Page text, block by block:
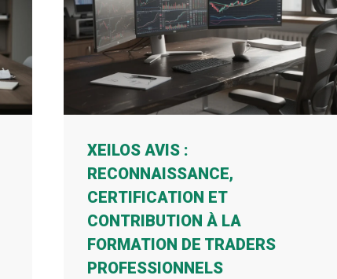
XEILOS AVIS :
RECONNAISSANCE,
CERTIFICATION ET
CONTRIBUTION À LA
FORMATION DE TRADERS
PROFESSIONNELS